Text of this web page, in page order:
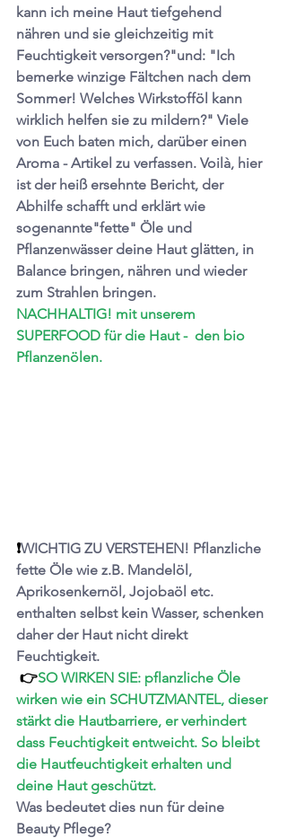
kann ich meine Haut tiefgehend
nähren und sie gleichzeitig mit
Feuchtigkeit versorgen?"und: "Ich
bemerke winzige Fältchen nach dem
Sommer! Welches Wirkstofföl kann
wirklich helfen sie zu mildern?" Viele
von Euch baten mich, darüber einen
Aroma - Artikel zu verfassen. Voilà, hier
ist der heiß ersehnte Bericht, der
Abhilfe schafft und erklärt wie
sogenannte"fette" Öle und
Pflanzenwässer deine Haut glätten, in
Balance bringen, nähren und wieder
zum Strahlen bringen.
NACHHALTIG! mit unserem
SUPERFOOD für die Haut -  den bio
Pflanzenölen.
❗️WICHTIG ZU VERSTEHEN! Pflanzliche
fette Öle wie z.B. Mandelöl,
Aprikosenkernöl, Jojobaöl etc.
enthalten selbst kein Wasser, schenken
daher der Haut nicht direkt
Feuchtigkeit.
👉SO WIRKEN SIE: pflanzliche Öle
wirken wie ein SCHUTZMANTEL, dieser
stärkt die Hautbarriere, er verhindert
dass Feuchtigkeit entweicht. So bleibt
die Hautfeuchtigkeit erhalten und
deine Haut geschützt.
Was bedeutet dies nun für deine
Beauty Pflege?